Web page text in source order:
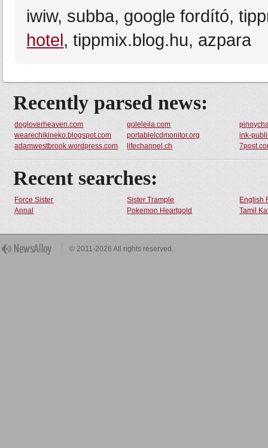
iwiw, subba, google fordító,
hotel, tippmix.blog.hu, azpara
Recently parsed news:
dogloverheaven.com goleleila.com
wearechikineko.blogspot.com
portablelcdmonitor.org
ink-
adamwestbrook.wordpress.com
lifechannel.ch
Recent searches:
Force Sister Sister Trample
English
Annal
Pokemon Heartgold Tamil
© 2011-2026 All rights reserved.